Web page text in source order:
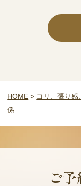
HOME > コリ、張り感
係
ご